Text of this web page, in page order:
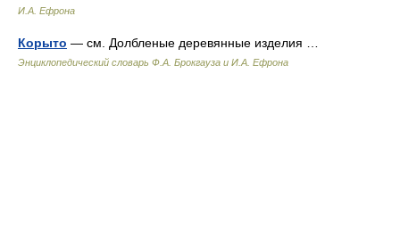
И.А. Ефрона
Корыто — см. Долбленые деревянные изделия …
Энциклопедический словарь Ф.А. Брокгауза и И.А. Ефрона